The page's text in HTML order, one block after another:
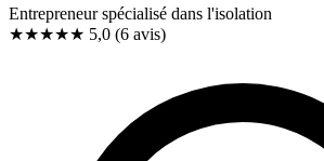
Entrepreneur spécialisé dans l'isolation
★★★★★ 5,0 (6 avis)